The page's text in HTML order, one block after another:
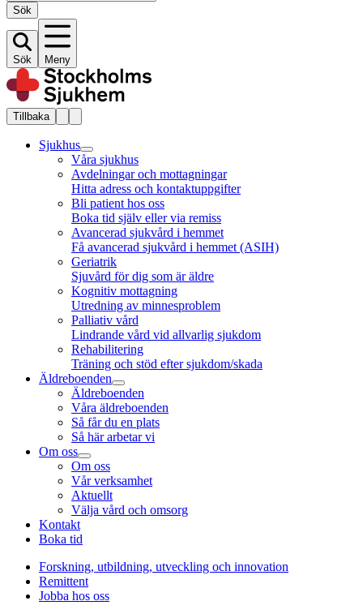
Sök
Sök Meny
Tillbaka
Sjukhus
Våra sjukhus
Avdelningar och mottagningar
Hitta adress och kontaktuppgifter
Bli patient hos oss
Boka tid själv eller via remiss
Avancerad sjukvård i hemmet
Få avancerad sjukvård i hemmet (ASIH)
Geriatrik
Sjuvård för dig som är äldre
Kognitiv mottagning
Utredning av minnesproblem
Palliativ vård
Lindrande vård vid allvarlig sjukdom
Rehabilitering
Träning och stöd efter sjukdom/skada
Äldreboenden
Äldreboenden
Våra äldreboenden
Så får du en plats
Så här arbetar vi
Om oss
Om oss
Vår verksamhet
Aktuellt
Välja vård och omsorg
Kontakt
Boka tid
Forskning, utbildning, utveckling och innovation
Remittent
Jobba hos oss